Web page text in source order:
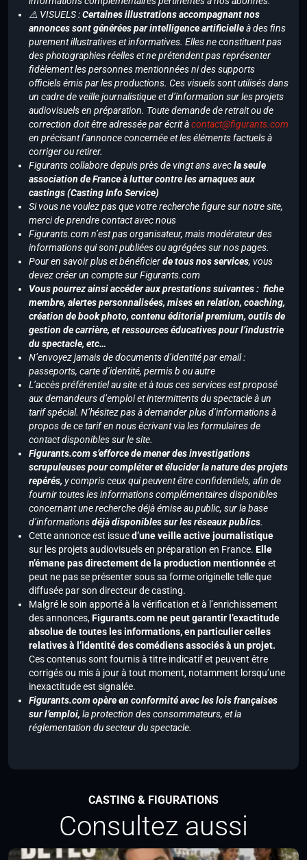
⚠️ VISUELS :Certaines illustrations accompagnant nos
annonces sont générées par intelligence artificielleà des fins
purement illustratives et informatives. Elles ne constituent pas
des photographies réelles et ne prétendent pas représenter
fidèlement les personnes mentionnées ni des supports
officiels émis par les productions. Ces visuels sont utilisés dans
un cadre de veille journalistique et d’information sur les projets
audiovisuels en préparation. Toute demande de retrait ou de
correction doit être adressée par écrit àcontact@figurants.com
en précisant l’annonce concernée et les éléments factuels à
corriger ou retirer.
Figurants collabore depuis près de vingt ans avecla seule
association de France à lutter contre les arnaques aux
castings (Casting Info Service)
Si vous ne voulez pas que votre recherche figure sur notre site,
merci de prendre contact avec nous
Figurants.com n’est pas organisateur, mais modérateur des
informations qui sont publiées ou agrégées sur nos pages.
Pour en savoir plus et bénéficierde tous nos services, vous
devez créer un compte sur Figurants.com
Vous pourrez ainsi accéder aux prestations suivantes : fiche
membre, alertes personnalisées, mises en relation, coaching,
création de book photo, contenu éditorial premium, outils de
gestion de carrière, et ressources éducatives pour l’industrie
du spectacle, etc…
N’envoyez jamais de documents d’identité par email :
passeports, carte d’identité, permis b ou autre
L’accès préférentiel au site et à tous ces services est proposé
aux demandeurs d’emploi et intermittents du spectacle à un
tarif spécial. N’hésitez pas à demander plus d’informations à
propos de ce tarif en nous écrivant via les formulaires de
contact disponibles sur le site.
Figurants.com s’efforce de mener des investigations
scrupuleuses pour compléter et élucider la nature des projets
repérés, y compris ceux qui peuvent être confidentiels, afin de
fournir toutes les informations complémentaires disponibles
concernant une recherche déjà émise au public, sur la base
d’informationsdéjà disponibles sur les réseaux publics.
Cette annonce est issued’une veille active journalistique
sur les projets audiovisuels en préparation en France. Elle
n’émane pas directement de la production mentionnéeet
peut ne pas se présenter sous sa forme originelle telle que
diffusée par son directeur de casting.
Malgré le soin apporté à la vérification et à l’enrichissement
des annonces,Figurants.com ne peut garantir l’exactitude
absolue de toutes les informations, en particulier celles
relatives à l’identité des comédiens associés à un projet.
Ces contenus sont fournis à titre indicatif et peuvent être
corrigés ou mis à jour à tout moment, notamment lorsqu’une
inexactitude est signalée.
Figurants.com opère en conformité avec les lois françaises
sur l’emploi, la protection des consommateurs, et la
réglementation du secteur du spectacle.
CASTING & FIGURATIONS
Consultez aussi